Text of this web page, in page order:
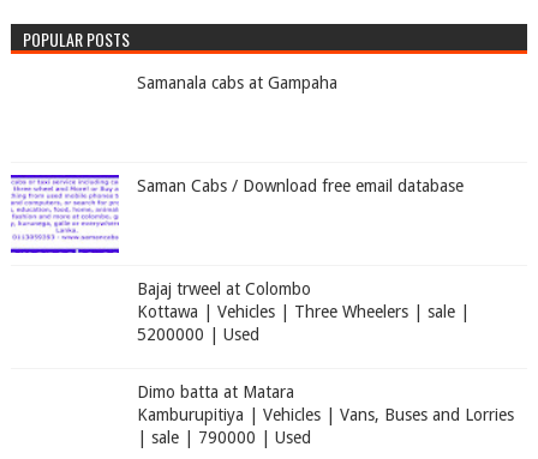
POPULAR POSTS
Samanala cabs at Gampaha
Saman Cabs / Download free email database
Bajaj trweel at Colombo
Kottawa | Vehicles | Three Wheelers | sale |
5200000 | Used
Dimo batta at Matara
Kamburupitiya | Vehicles | Vans, Buses and Lorries
| sale | 790000 | Used